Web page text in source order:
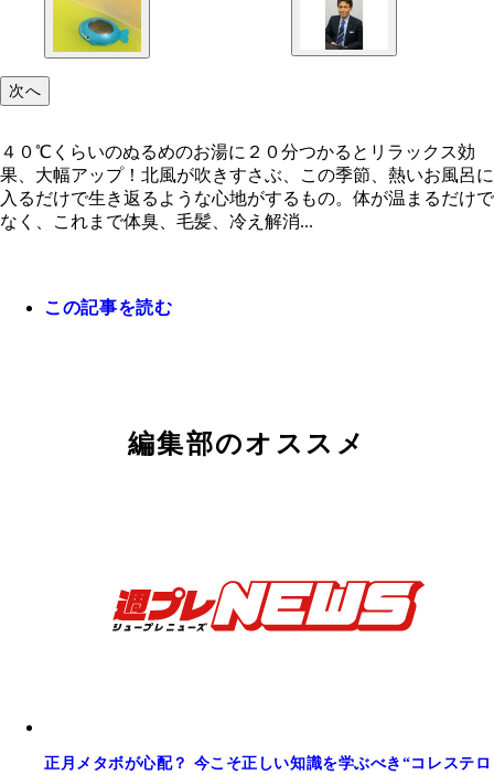
次へ
４０℃くらいのぬるめのお湯に２０分つかるとリラックス効
果、大幅アップ！北風が吹きすさぶ、この季節、熱いお風呂に
入るだけで生き返るような心地がするもの。体が温まるだけで
なく、これまで体臭、毛髪、冷え解消...
この記事を読む
編集部のオススメ
正月メタボが心配？ 今こそ正しい知識を学ぶべき“コレステロ